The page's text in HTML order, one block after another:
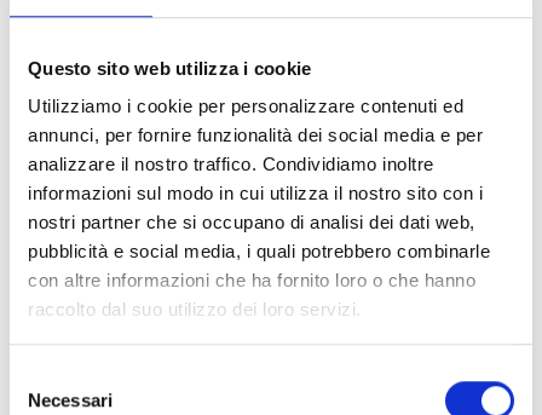
Questo sito web utilizza i cookie
Utilizziamo i cookie per personalizzare contenuti ed
annunci, per fornire funzionalità dei social media e per
analizzare il nostro traffico. Condividiamo inoltre
informazioni sul modo in cui utilizza il nostro sito con i
nostri partner che si occupano di analisi dei dati web,
pubblicità e social media, i quali potrebbero combinarle
con altre informazioni che ha fornito loro o che hanno
raccolto dal suo utilizzo dei loro servizi.
delNecessari
Camaiore
schermistica
Oreste Puliti –
Lucca
orientata alla promozione
della disciplina tra i più
giovani e
all’organizzazione di
tornei ed eventi
funzionali a tale finalità.
Associazione
Sportiva
Dilettantistica
Atletica Virtus
Attività ordinaria dedicata
ai più giovani in un
contesto che, grazie alla
recente ristrutturazione
35.000